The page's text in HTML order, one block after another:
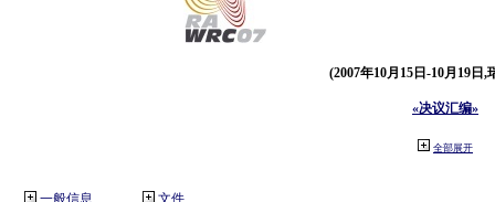
(2007年10月15日-10月19日,
«决议汇编»
全部展开
一般信息 文件